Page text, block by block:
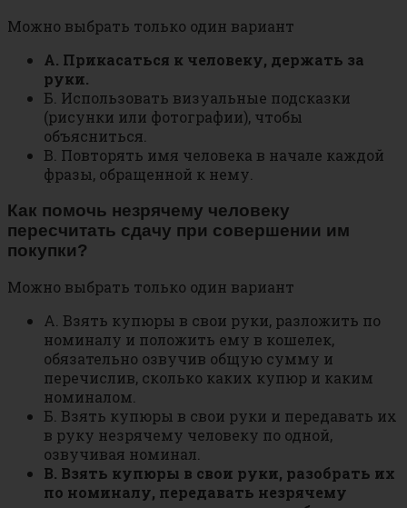
Можно выбрать только один вариант
А. Прикасаться к человеку, держать за
руки.
Б. Использовать визуальные подсказки
(рисунки или фотографии), чтобы
объясниться.
В. Повторять имя человека в начале каждой
фразы, обращенной к нему.
Как помочь незрячему человеку
пересчитать сдачу при совершении им
покупки?
Можно выбрать только один вариант
А. Взять купюры в свои руки, разложить по
номиналу и положить ему в кошелек,
обязательно озвучив общую сумму и
перечислив, сколько каких купюр и каким
номиналом.
Б. Взять купюры в свои руки и передавать их
в руку незрячему человеку по одной,
озвучивая номинал.
В. Взять купюры в свои руки, разобрать их
по номиналу, передавать незрячему